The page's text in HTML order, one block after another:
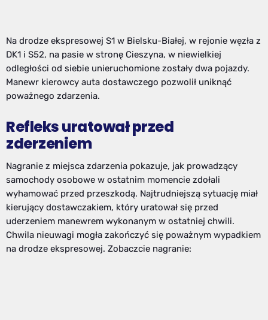
Na drodze ekspresowej S1 w Bielsku-Białej, w rejonie węzła z
DK1 i S52, na pasie w stronę Cieszyna, w niewielkiej
odległości od siebie unieruchomione zostały dwa pojazdy.
Manewr kierowcy auta dostawczego pozwolił uniknąć
poważnego zdarzenia.
Refleks uratował przed
zderzeniem
Nagranie z miejsca zdarzenia pokazuje, jak prowadzący
samochody osobowe w ostatnim momencie zdołali
wyhamować przed przeszkodą. Najtrudniejszą sytuację miał
kierujący dostawczakiem, który uratował się przed
uderzeniem manewrem wykonanym w ostatniej chwili.
Chwila nieuwagi mogła zakończyć się poważnym wypadkiem
na drodze ekspresowej. Zobaczcie nagranie: